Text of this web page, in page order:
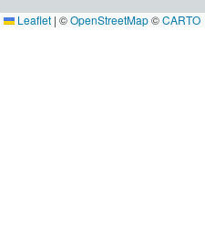
Leaflet | ©OpenStreetMap©CARTO